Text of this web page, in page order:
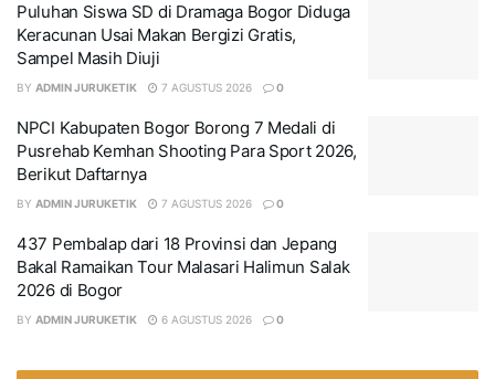
Puluhan Siswa SD di Dramaga Bogor Diduga
Keracunan Usai Makan Bergizi Gratis,
Sampel Masih Diuji
BY ADMIN JURUKETIK 7 AGUSTUS 2026 0
NPCI Kabupaten Bogor Borong 7 Medali di
Pusrehab Kemhan Shooting Para Sport 2026,
Berikut Daftarnya
BY ADMIN JURUKETIK 7 AGUSTUS 2026 0
437 Pembalap dari 18 Provinsi dan Jepang
Bakal Ramaikan Tour Malasari Halimun Salak
2026 di Bogor
BY ADMIN JURUKETIK 6 AGUSTUS 2026 0